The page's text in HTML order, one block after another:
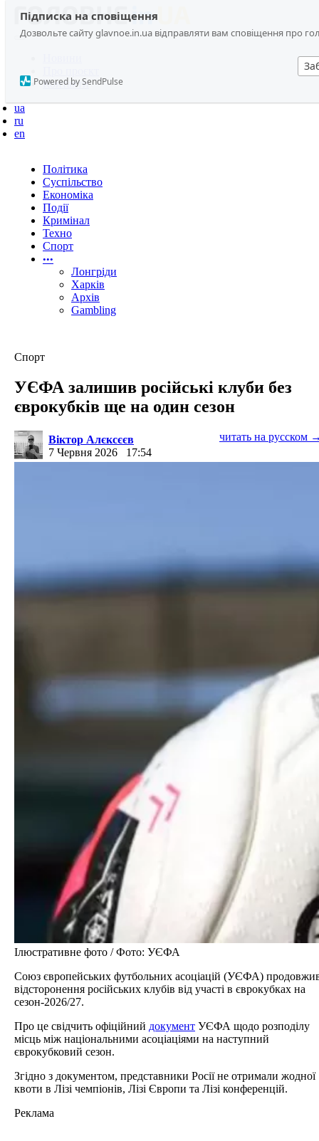
Підписка на сповіщення
Дозвольте сайту glavnoe.in.ua відправляти вам сповіщення про
Powered by SendPulse
Контакти
ua
ru
en
Політика
Суспільство
Економіка
Події
Кримінал
Техно
Спорт
•••
Лонгріди
Харків
Архів
Gambling
Спорт
УЄФА залишив російські клуби без
єврокубків ще на один сезон
Віктор Алєксєєв
7 Червня 2026
17:54
читать на русском
Ілюстративне фото / Фото: УЄФА
Союз європейських футбольних асоціацій (УЄФА)
відсторонення російських клубів від участі в єврокубках на
сезон-2026/27.
Про це свідчить офіційний документ УЄФА щодо розподілу
місць між національними асоціаціями на наступний
єврокубковий сезон.
Згідно з документом, представники Росії не отримали жодної
квоти в Лізі чемпіонів, Лізі Європи та Лізі конференцій.
Реклама